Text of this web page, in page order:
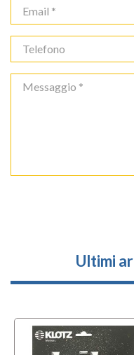
Ultimi